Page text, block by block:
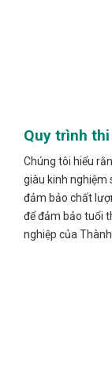
Quy trình
Chúng tôi hiểu
giàu kinh nghiệm
đảm bảo chất
để đảm bảo tuổi
nghiệp của